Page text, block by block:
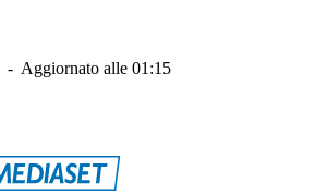
- Aggiornato alle 01:15